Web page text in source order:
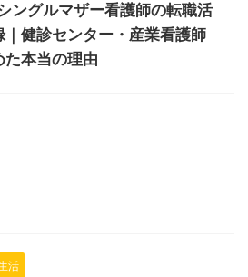
ングルマザー看護師の転職活
｜健診センター・産業看護師
た本当の理由
活